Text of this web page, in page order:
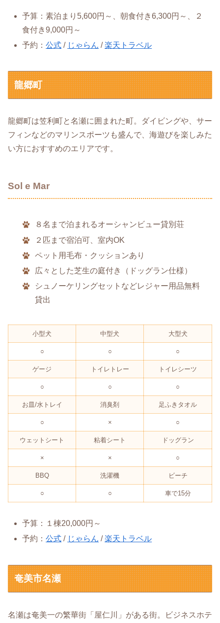
予算：素泊まり5,600円～、朝食付き6,300円～、２
食付き9,000円～
予約：公式 / じゃらん /楽天トラベル
龍郷町
龍郷町は笠利町と名瀬に囲まれた町。ダイビングや、サー
フィンなどのマリンスポーツも盛んで、海遊びを楽しみた
い方におすすめのエリアです。
Sol e Mar
８名まで泊まれるオーシャンビュー貸別荘
２匹まで宿泊可、室内OK
ペット用毛布・クッションあり
広々とした芝生の庭付き（ドッグラン仕様）
シュノーケリングセットなどレジャー用品無料
貸出
小型犬 中型犬 大型犬
○ ○ ○
ゲージ トイレトレー トイレシーツ
○ ○ ○
お皿/水トレイ 消臭剤 足ふきタオル
○ × ○
ウェットシート 粘着シート ドッグラン
× × ○
BBQ 洗濯機 ビーチ
○ ○ 車で15分
予算：１棟20,000円～
予約：公式 / じゃらん /楽天トラベル
奄美市名瀬
名瀬は奄美一の繁華街「屋仁川」がある街。ビジネスホテ